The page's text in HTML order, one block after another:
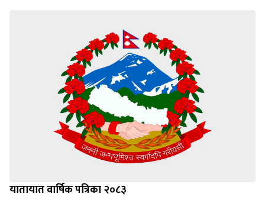
यातायात वार्षिक पत्रिका २०८३